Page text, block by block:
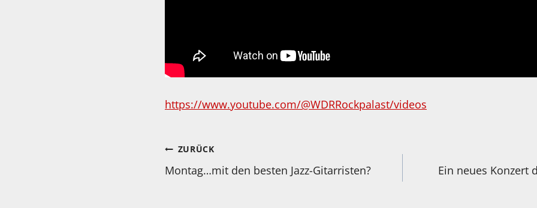
https://www.youtube.com/@WDRRockpalast/videos
Beitragsnavigation
ZURÜCK
Montag…mit den besten Jazz-Gitarristen?
Ein neues Konzert